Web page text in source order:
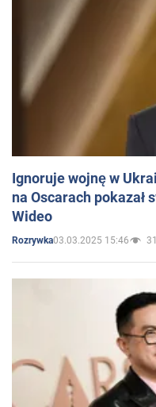
Ignoruje wojnę w
na Oscarach pokazał
Wideo
Rozrywka03.03.2025 15:46 31